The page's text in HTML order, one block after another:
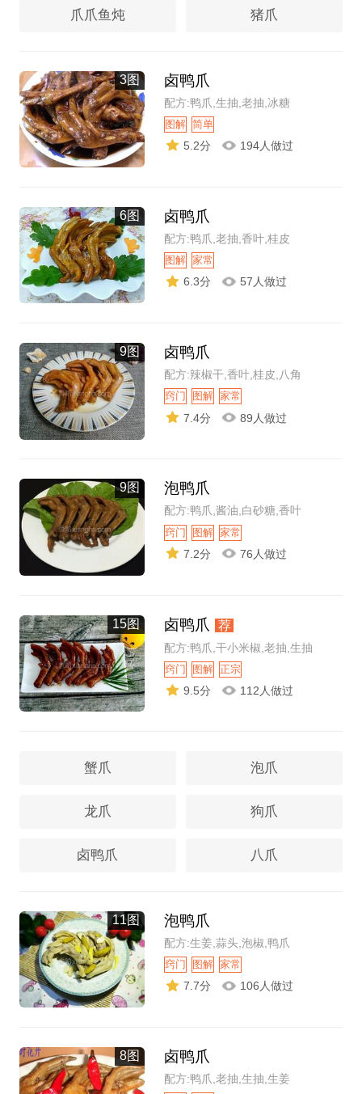
爪爪鱼炖 猪爪
3图 卤鸭爪
配方:鸭爪,生抽,老抽,冰糖
图解 简单
5.2分 194人做过
6图 卤鸭爪
配方:鸭爪,老抽,香叶,桂皮
图解 家常
6.3分 57人做过
9图 卤鸭爪
配方:辣椒干,香叶,桂皮,八角
窍门 图解 家常
7.4分 89人做过
9图 泡鸭爪
配方:鸭爪,酱油,白砂糖,香叶
窍门 图解 家常
7.2分 76人做过
15图 卤鸭爪 荐
配方:鸭爪,干小米椒,老抽,生抽
窍门 图解 正宗
9.5分 112人做过
蟹爪 泡爪
龙爪 狗爪
卤鸭爪 八爪
11图 泡鸭爪
配方:生姜,蒜头,泡椒,鸭爪
窍门 图解 家常
7.7分 106人做过
8图 卤鸭爪
配方:鸭爪,老抽,生抽,生姜